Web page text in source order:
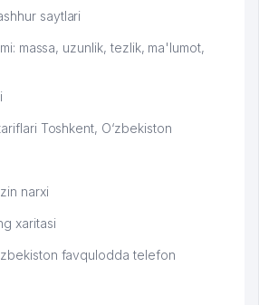
saytlari
massa, uzunlik, tezlik, ma'lumot,
Toshkent, O‘zbekiston
narxi
xaritasi
favqulodda telefon